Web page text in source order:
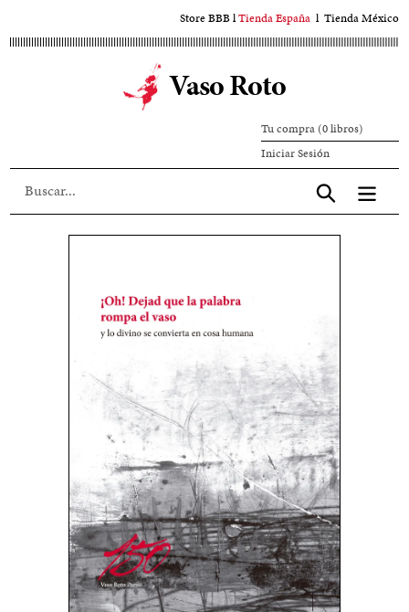
al
Store BBBlTienda España l Tienda México
Vaso Roto
Tu compra (0 libros)
Iniciar SesiónIniciar
sesión
Aceptar